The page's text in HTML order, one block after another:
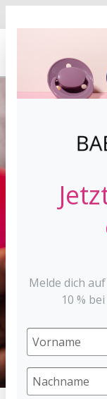
Melde dich
10 %